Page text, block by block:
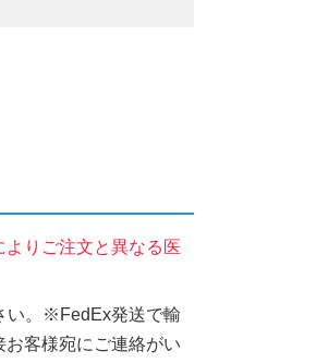
りご注文と異なる医
い。※FedEx発送で輸
客様宛にご連絡がい